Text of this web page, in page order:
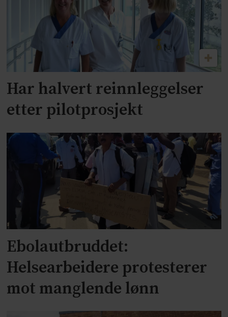
Har halvert reinnleggelser
etter pilotprosjekt
Ebolautbruddet:
Helsearbeidere protesterer
mot manglende lønn